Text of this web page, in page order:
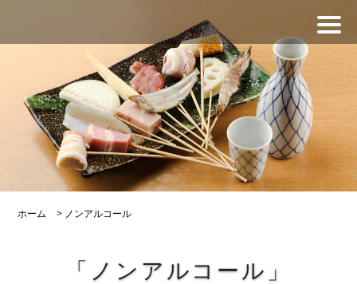
ホーム > ノンアルコール
「ノンアルコール」